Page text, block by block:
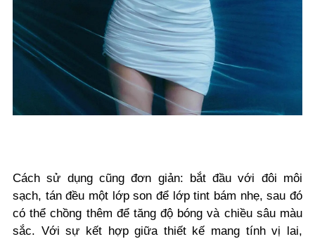
Cách sử dụng cũng đơn giản: bắt đầu với đôi môi
sạch, tán đều một lớp son để lớp tint bám nhẹ, sau đó
có thể chồng thêm để tăng độ bóng và chiều sâu màu
sắc. Với sự kết hợp giữa thiết kế mang tính vị lai,